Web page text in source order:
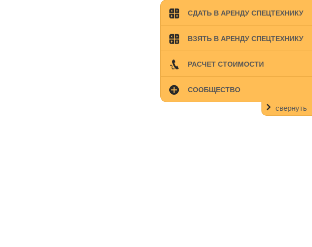
СДАТЬ В АРЕНДУ СПЕЦТЕХНИКУ
ВЗЯТЬ В АРЕНДУ СПЕЦТЕХНИКУ
РАСЧЕТ СТОИМОСТИ
СООБЩЕСТВО
свернуть